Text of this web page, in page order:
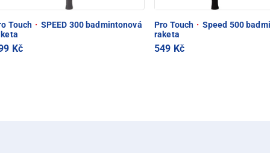
Touch · SPEED 300 badmintonová
Kč
Pro Touch · Speed 500
raketa
549 Kč